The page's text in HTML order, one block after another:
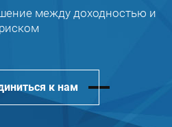
между доходностью и
риском
к нам